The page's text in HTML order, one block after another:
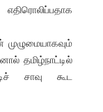
தமிழ்நாட்டில்
சாவு கூட